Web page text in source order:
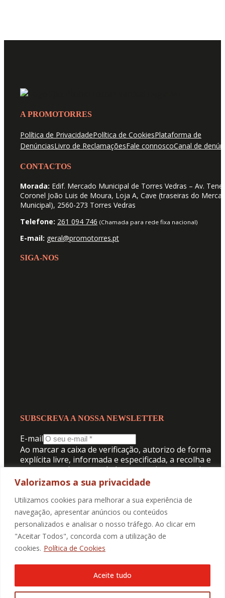
Valorizamos a sua privacidade
Utilizamos cookies para melhorar a sua experiência de
navegação, apresentar anúncios ou conteúdos
personalizados e analisar o nosso tráfego. Ao clicar em
"Aceitar Todos", concorda com a utilização de
cookies. Política de Cookies
Aceite tudo
A PROMOTORRES
Política de PrivacidadePolítica de CookiesPlataforma de
DenúnciasLivro de ReclamaçõesFale connoscoCanal de
CONTACTOS
Morada: Edif. Mercado Municipal de Torres Vedras – Av.
Coronel João Luis de Moura, Loja A, Cave (traseiras do
Municipal), 2560-273 Torres Vedras
Telefone: 261 094 746 (Chamada para rede fixa nacional)
E-mail: geral@promotorres.pt
SIGA-NOS
SUBSCREVA A NOSSA NEWSLETTER
E-mail
Ao marcar a caixa de verificação, autorizo de forma
explícita livre, informada e especificada, a recolha e
tratamento dos meus dados pessoais para receber
comunicação da Promotorres:
Aceito a Politica de Privacidade.
SUBMETER
@2025 Promotorres EM., Todos os direitos reservados